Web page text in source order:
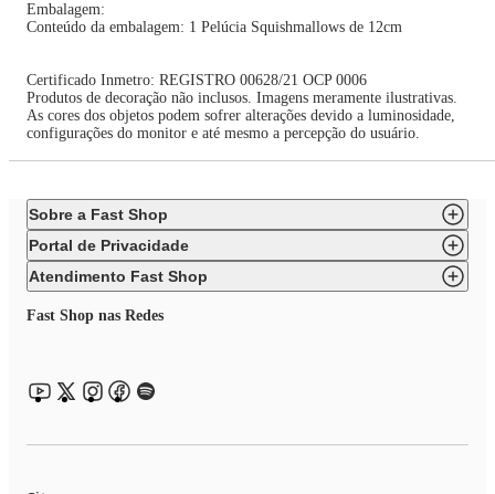
Embalagem:
Conteúdo da embalagem: 1 Pelúcia Squishmallows de 12cm
Certificado Inmetro: REGISTRO 00628/21 OCP 0006
Produtos de decoração não inclusos. Imagens meramente ilustrativas.
As cores dos objetos podem sofrer alterações devido a luminosidade,
configurações do monitor e até mesmo a percepção do usuário.
Sobre a Fast Shop
Portal de Privacidade
Atendimento Fast Shop
Fast Shop nas Redes